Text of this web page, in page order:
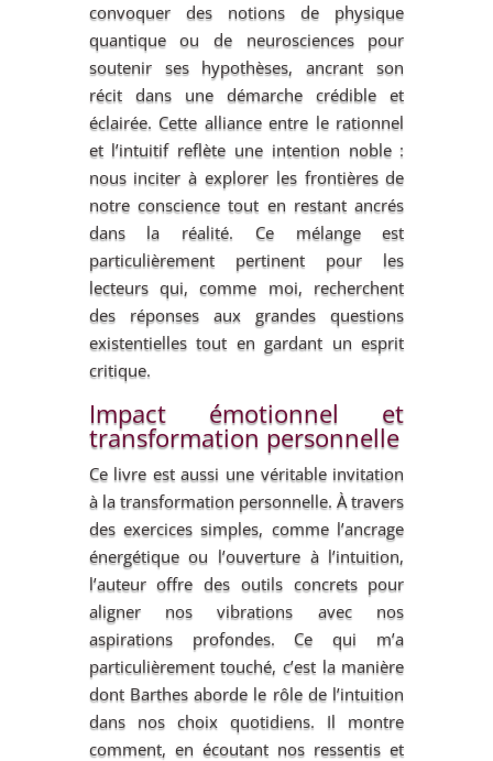
convoquer des notions de physique
quantique ou de neurosciences pour
soutenir ses hypothèses, ancrant son
récit dans une démarche crédible et
éclairée. Cette alliance entre le rationnel
et l’intuitif reflète une intention noble :
nous inciter à explorer les frontières de
notre conscience tout en restant ancrés
dans la réalité. Ce mélange est
particulièrement pertinent pour les
lecteurs qui, comme moi, recherchent
des réponses aux grandes questions
existentielles tout en gardant un esprit
critique.
Impact émotionnel et
transformation personnelle
Ce livre est aussi une véritable invitation
à la transformation personnelle. À travers
des exercices simples, comme l’ancrage
énergétique ou l’ouverture à l’intuition,
l’auteur offre des outils concrets pour
aligner nos vibrations avec nos
aspirations profondes. Ce qui m’a
particulièrement touché, c’est la manière
dont Barthes aborde le rôle de l’intuition
dans nos choix quotidiens. Il montre
comment, en écoutant nos ressentis et